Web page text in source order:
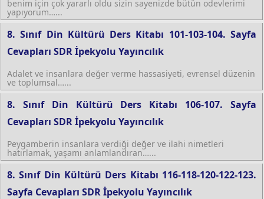
benim için çok yararlı oldu sizin sayenizde bütün odevlerimi
yapıyorum…...
8. Sınıf Din Kültürü Ders Kitabı 101-103-104. Sayfa
Cevapları SDR İpekyolu Yayıncılık
Adalet ve insanlara değer verme hassasiyeti, evrensel düzenin
ve toplumsal…...
8. Sınıf Din Kültürü Ders Kitabı 106-107. Sayfa
Cevapları SDR İpekyolu Yayıncılık
Peygamberin insanlara verdiği değer ve ilahi nimetleri
hatırlamak, yaşamı anlamlandıran…...
8. Sınıf Din Kültürü Ders Kitabı 116-118-120-122-123.
Sayfa Cevapları SDR İpekyolu Yayıncılık